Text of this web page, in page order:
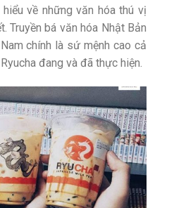
về những văn hóa thú vị
Truyền bá văn hóa Nhật Bản
chính là sứ mệnh cao cả
đang và đã thực hiện.